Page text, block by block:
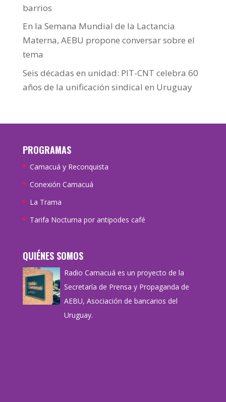
barrios
En la Semana Mundial de la Lactancia
Materna, AEBU propone conversar sobre el
tema
Seis décadas en unidad: PIT-CNT celebra 60
años de la unificación sindical en Uruguay
PROGRAMAS
Camacuá y Reconquista
Conexión Camacuá
La Trama
Tarifa Nocturna por antipodes café
QUIÉNES SOMOS
Radio Camacuá es un proyecto de la
Secretaría de Prensa y Propaganda de
AEBU, Asociación de bancarios del
Uruguay.